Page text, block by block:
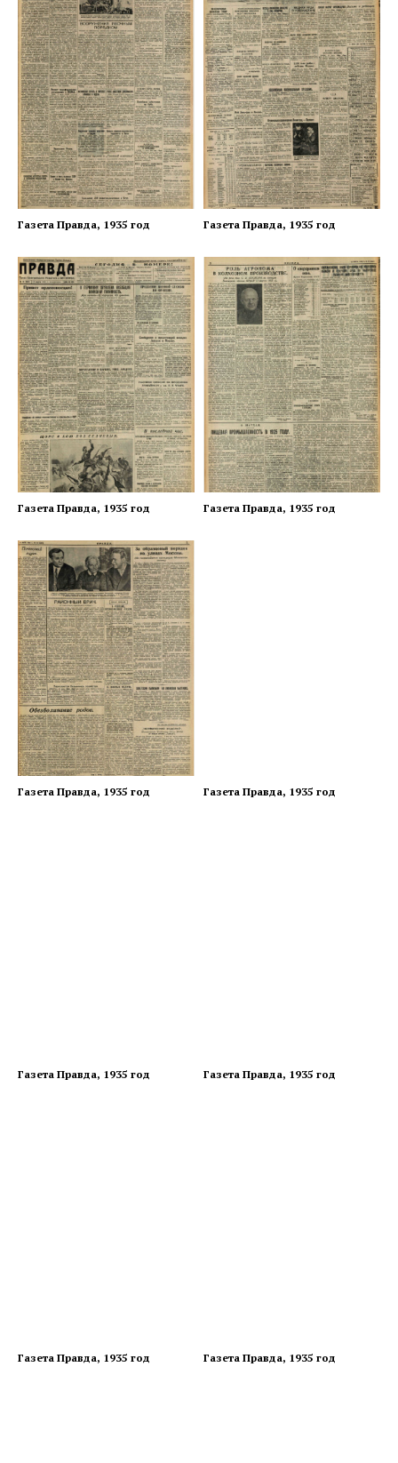
Газета Правда, 1935 год Газета Правда, 1935 год
Газета Правда, 1935 год Газета Правда, 1935 год
Газета Правда, 1935 год Газета Правда, 1935 год
Газета Правда, 1935 год Газета Правда, 1935 год
Газета Правда, 1935 год Газета Правда, 1935 год